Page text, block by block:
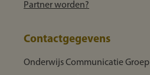
Partner worden?
Contactgegevens
Onderwijs Communicatie Groep